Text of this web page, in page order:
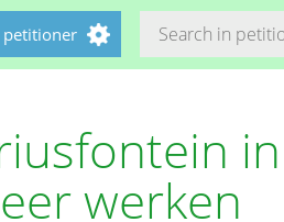
petitioner
in
werken